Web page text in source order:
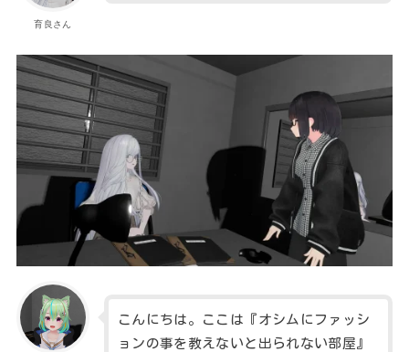
育良さん
こんにちは。ここは『オシムにファッシ
ョンの事を教えないと出られない部屋』